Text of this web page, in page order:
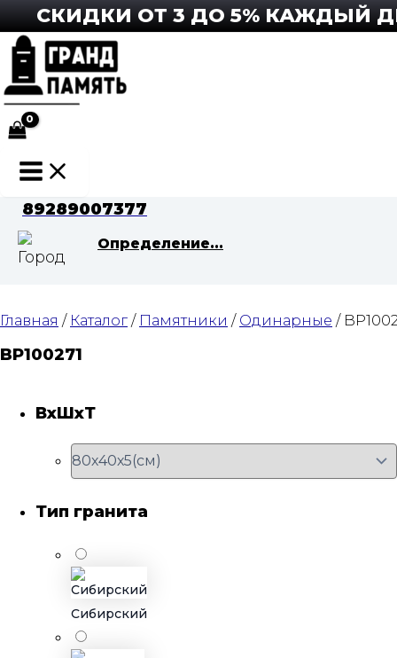
Перейти
к
содержимому
СКИДКИ ОТ 3 ДО 5% КАЖДЫЙ
Main
Menu
89289007377
Определение...
Главная / Каталог / Памятники / Одинарные /
BP100271
Тип гранита
Сибирский
ВхШхТ